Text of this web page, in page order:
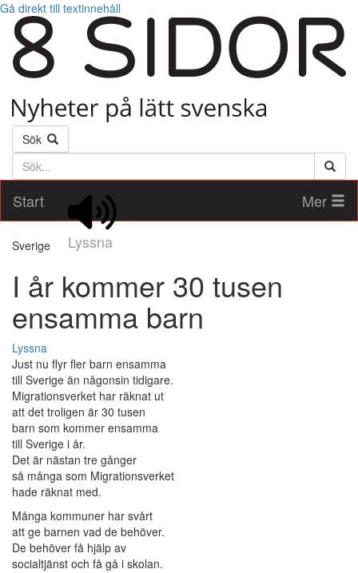
Gå direkt till textinnehåll
Sök
Söktext
Start
Lyssna
Mer
Sverige
I år kommer 30 tusen
ensamma barn
Lyssna
Just nu flyr fler barn ensamma
till Sverige än någonsin tidigare.
Migrationsverket har räknat ut
att det troligen är 30 tusen
barn som kommer ensamma
till Sverige i år.
Det är nästan tre gånger
så många som Migrationsverket
hade räknat med.
Många kommuner har svårt
att ge barnen vad de behöver.
De behöver få hjälp av
socialtjänst och få gå i skolan.